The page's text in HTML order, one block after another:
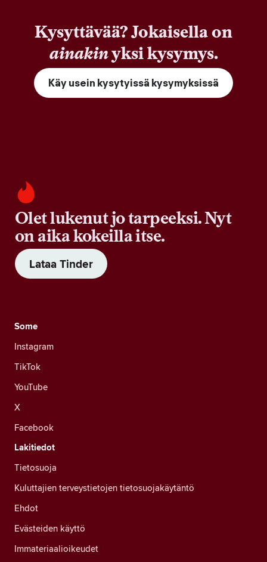
Kysyttävää? Jokaisella on
ainakinyksi kysymys.
Käy usein kysytyissä kysymyksissä
Olet lukenut jo tarpeeksi. Nyt
on aika kokeilla itse.
Lataa Tinder
Some
Instagram
TikTok
YouTube
X
Facebook
Lakitiedot
Tietosuoja
Kuluttajien terveystietojen tietosuojakäytäntö
Ehdot
Evästeiden käyttö
Immateriaalioikeudet